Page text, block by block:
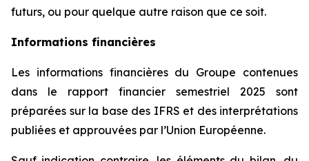
futurs, ou pour quelque autre raison que ce soit.
Informations financières
Les informations financières du Groupe contenues
dans le rapport financier semestriel 2025 sont
préparées sur la base des IFRS et des interprétations
publiées et approuvées par l’Union Européenne.